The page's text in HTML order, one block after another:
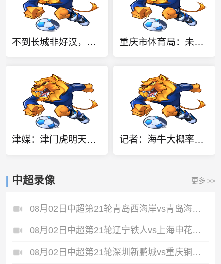
不到长城非好汉，马德鲁加晒游玩长城照：不愧为世界七大奇迹之一 重庆市体育局：未来三年投入36.5亿建设专业足球场、训练中心
津媒：津门虎明天上午前往济南，吴兴涵回避条款无法出战泰山 记者：海牛大概率四外援出战申花，图费格季奇最早下轮对泰山复出
中超录像 更多 >>
08月02日中超第21轮青岛西海岸vs青岛海牛全场录像
08月02日中超第21轮辽宁铁人vs上海申花全场录像
08月02日中超第21轮深圳新鹏城vs重庆铜梁龙全场录像